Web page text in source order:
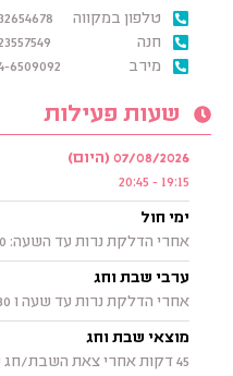
טלפון במקווה
חנה
מירב
6509092
שעות פעילות
07/08/2026 (היום)
19:15 - 20:45
ימי חול
אחרי הדלקת נרות עד השעה: 22:30
ערבי שבת וחג
אחרי הדלקת נרות עד שעה ו 30 דקות אחרי הפתיחה
מוצאי שבת וחג
45 דקות אחרי צאת השבת/חג עד השעה: 23:00